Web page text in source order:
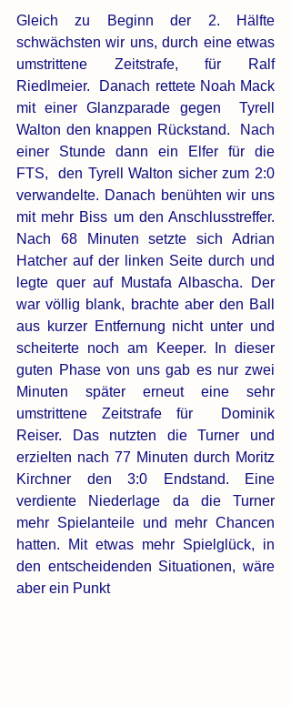
Gleich zu Beginn der 2. Hälfte
schwächsten wir uns, durch eine etwas
umstrittene Zeitstrafe, für Ralf
Riedlmeier.  Danach rettete Noah Mack
mit einer Glanzparade gegen  Tyrell
Walton den knappen Rückstand.  Nach
einer Stunde dann ein Elfer für die
FTS,  den Tyrell Walton sicher zum 2:0
verwandelte. Danach benühten wir uns
mit mehr Biss um den Anschlusstreffer.
Nach 68 Minuten setzte sich Adrian
Hatcher auf der linken Seite durch und
legte quer auf Mustafa Albascha. Der
war völlig blank, brachte aber den Ball
aus kurzer Entfernung nicht unter und
scheiterte noch am Keeper. In dieser
guten Phase von uns gab es nur zwei
Minuten später erneut eine sehr
umstrittene Zeitstrafe für  Dominik
Reiser. Das nutzten die Turner und
erzielten nach 77 Minuten durch Moritz
Kirchner den 3:0 Endstand. Eine
verdiente Niederlage da die Turner
mehr Spielanteile und mehr Chancen
hatten. Mit etwas mehr Spielglück, in
den entscheidenden Situationen, wäre
aber ein Punkt